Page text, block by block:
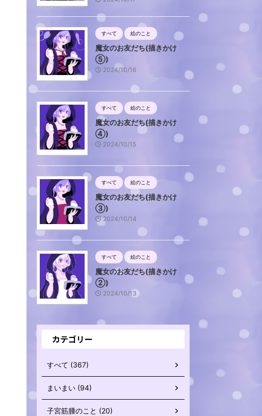
すべて 絵のこと
魔女のお友だち(描きかけ
⑤)
2024/10/16
すべて 絵のこと
魔女のお友だち(描きかけ
④)
2024/10/15
すべて 絵のこと
魔女のお友だち(描きかけ
③)
2024/10/14
すべて 絵のこと
魔女のお友だち(描きかけ
②)
2024/10/13
カテゴリー
すべて (367)
まいまい (94)
子宮筋腫のこと (20)